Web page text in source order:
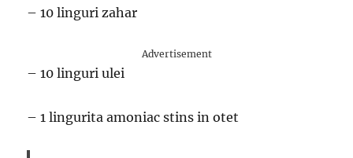
– 10 linguri zahar
Advertisement
– 10 linguri ulei
– 1 lingurita amoniac stins in otet